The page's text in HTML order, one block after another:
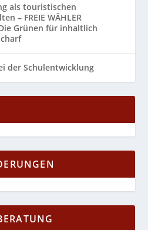
als touristischen
– FREIE WÄHLER
Grünen für inhaltlich
der Schulentwicklung